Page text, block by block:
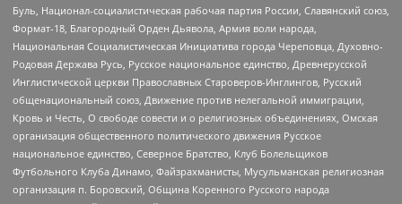
Буль, Национал-социалистическая рабочая партия России, Славянский союз,
Формат-18, Благородный Орден Дьявола, Армия воли народа,
Национальная Социалистическая Инициатива города Череповца, Духовно-
Родовая Держава Русь, Русское национальное единство, Древнерусской
Инглистической церкви Православных Староверов-Инглингов, Русский
общенациональный союз, Движение против нелегальной иммиграции,
Кровь и Честь, О свободе совести и о религиозных объединениях, Омская
организация общественного политического движения Русское
национальное единство, Северное Братство, Клуб Болельщиков
Футбольного Клуба Динамо, Файзрахманисты, Мусульманская религиозная
организация п. Боровский, Община Коренного Русского народа